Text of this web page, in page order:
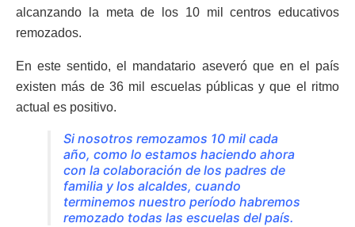
alcanzando la meta de los 10 mil centros educativos
remozados.
En este sentido, el mandatario aseveró que en el país
existen más de 36 mil escuelas públicas y que el ritmo
actual es positivo.
Si nosotros remozamos 10 mil cada
año, como lo estamos haciendo ahora
con la colaboración de los padres de
familia y los alcaldes, cuando
terminemos nuestro período habremos
remozado todas las escuelas del país.